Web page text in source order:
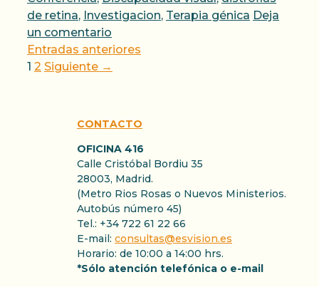
de retina, Investigacion, Terapia génica Deja
un comentario
Entradas anteriores
Página
1 Página
2 Siguiente →
CONTACTO
OFICINA 416
Calle Cristóbal Bordiu 35
28003, Madrid.
(Metro Rios Rosas o Nuevos Ministerios.
Autobús número 45)
Tel.: +34 722 61 22 66
E-mail: consultas@esvision.es
Horario: de 10:00 a 14:00 hrs.
*Sólo atención telefónica o e-mail